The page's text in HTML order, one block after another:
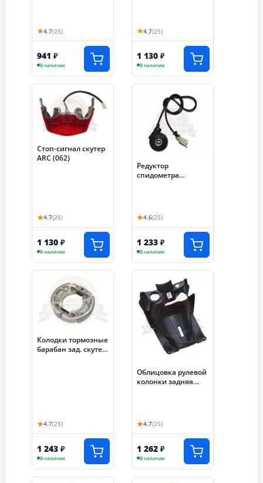
★4.7(25)
941 ₽
В наличии
★4.7(25)
1 130 ₽
В наличии
Стоп-сигнал скутер
ARC (062)
★4.7(25)
1 130 ₽
В наличии
Редуктор
спидометра
★4.6(25)
1 233 ₽
В наличии
Колодки тормозные
барабан зад. скутер
★4.7(25)
1 243 ₽
В наличии
Облицовка рулевой
колонки задняя
★4.7(25)
1 262 ₽
В наличии